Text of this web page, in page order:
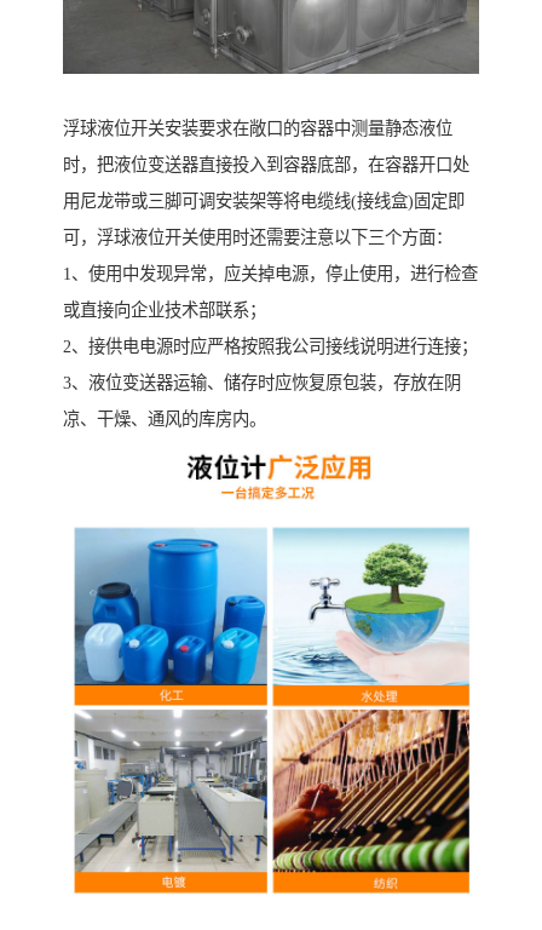
浮球液位开关安装要求在敞口的容器中测量静态液位
时，把液位变送器直接投入到容器底部，在容器开口处
用尼龙带或三脚可调安装架等将电缆线(接线盒)固定即
可，浮球液位开关使用时还需要注意以下三个方面：
1、使用中发现异常，应关掉电源，停止使用，进行检查
或直接向企业技术部联系；
2、接供电电源时应严格按照我公司接线说明进行连接；
3、液位变送器运输、储存时应恢复原包装，存放在阴
凉、干燥、通风的库房内。